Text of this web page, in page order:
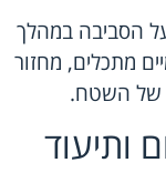
הסביבה במהלך
מתכלים, מחזור
של השטח.
ותיעוד